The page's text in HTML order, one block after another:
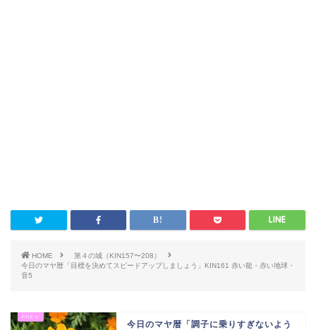
HOME
第４の城（KIN157〜208）
今日のマヤ暦「目標を決めてスピードアップしましょう」KIN161 赤い龍・赤い地球・
音5
今日のマヤ暦「調子に乗りすぎないよう